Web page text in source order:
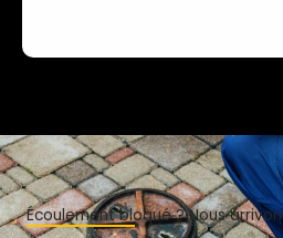
Écoulement bloqué ? Nous